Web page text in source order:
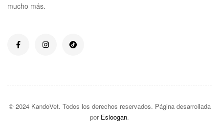
mucho más.
© 2024 KandoVet. Todos los derechos reservados. Página desarrollada
por Esloogan.